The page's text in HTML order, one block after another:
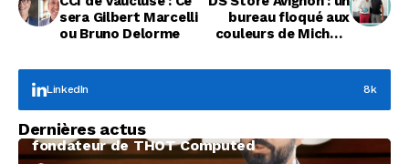
sera Gilbert Marcelli
ou Bruno Delorme
bureau floqué aux
couleurs de Michaël
LinkedIn 8k
Dernières actus
À la rencontre de Christophe Coeffier, dirigeant
fondateur de THOT Computed